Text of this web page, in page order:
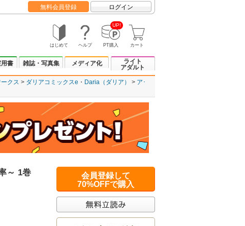
無料会員登録 ログイン
はじめて ヘルプ
UP!
PT購入 カート
書 雑誌・写真集 メディア化
ライト
アダルト
クス ダリアコミックスe Daria（ダリア）
ア･
～ 1巻
会員登録して
70%OFFで購入